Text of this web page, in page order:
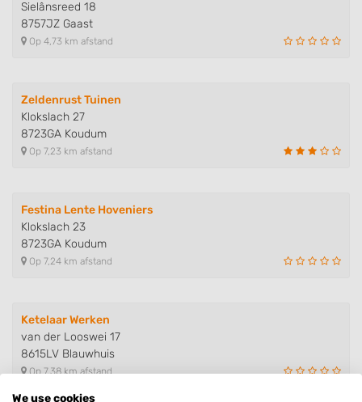
Sielânsreed 18
8757JZ Gaast
Op 4,73 km afstand
Zeldenrust Tuinen
Klokslach 27
8723GA Koudum
Op 7,23 km afstand
Festina Lente Hoveniers
Klokslach 23
8723GA Koudum
Op 7,24 km afstand
Ketelaar Werken
van der Looswei 17
8615LV Blauwhuis
Op 7,38 km afstand
We use cookies